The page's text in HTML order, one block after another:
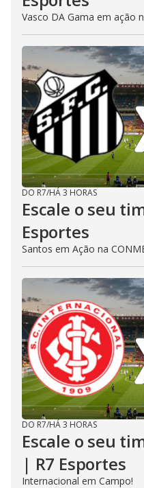
Vasco DA Gama em ação
DO R7/HÁ 3 HORAS
Escale o seu
Esportes
Santos em Ação na
DO R7/HÁ 3 HORAS
Escale o seu
| R7 Esportes
Internacional em Campo!